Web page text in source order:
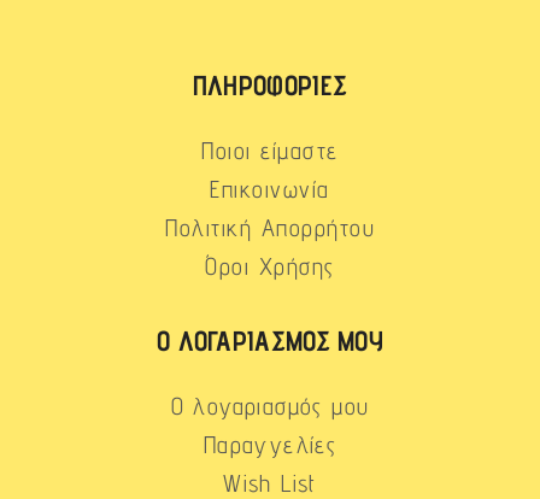
ΠΛΗΡΟΦΟΡΊΕΣ
Ποιοι είμαστε
Επικοινωνία
Πολιτική Απορρήτου
Όροι Χρήσης
Ο ΛΟΓΑΡΙΑΣΜΌΣ ΜΟΥ
Ο λογαριασμός μου
Παραγγελίες
Wish List